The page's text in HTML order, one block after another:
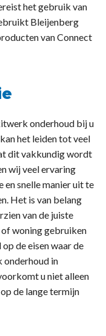
het gebruik van
Bleijenberg
van Connect
onderhoud bij u
het leiden tot veel
dit vakkundig wordt
wij veel ervaring
snelle manier uit te
Het is van belang
van de juiste
woning gebruiken
de eisen waar de
onderhoud in
u niet alleen
de lange termijn